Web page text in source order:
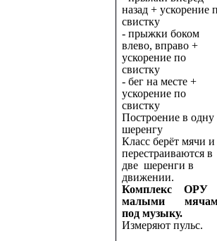
назад + ускорение
свистку
- прыжки боком
влево, вправо +
ускорение по
свистку
- бег на месте +
ускорение по
свистку
Построение в одну
шеренгу
Класс берёт мячи и
перестраиваются в
две шеренги в
движении.
Комплекс ОРУ
малыми
под музыку.
Измеряют пульс.